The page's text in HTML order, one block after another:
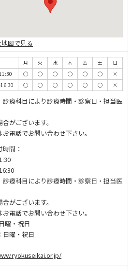
図で見る
月 火 水 木 金 土
日
◯ ◯ ◯ ◯ ◯ ◯
×
◯ ◯ ◯ ◯ ◯ ◯ ×
療科目により診療時間・診察日・担当医
がございます。
電話でお問い合わせ下さい。
間：
療科目により診療時間・診察日・担当医
がございます。
電話でお問い合わせ下さい。
曜・祝日
日曜・祝日